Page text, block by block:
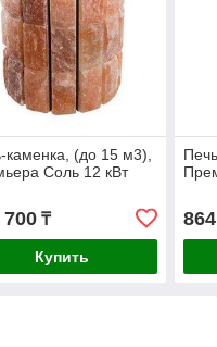
каменка, (до 15 м3),
Cоль 12 кВт
700₸
Купить